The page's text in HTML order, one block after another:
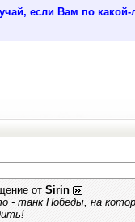
если Вам по
от Sirin
- танк Победы, на